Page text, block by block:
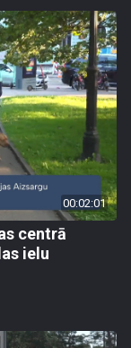
00:02:01
centrā
ielu